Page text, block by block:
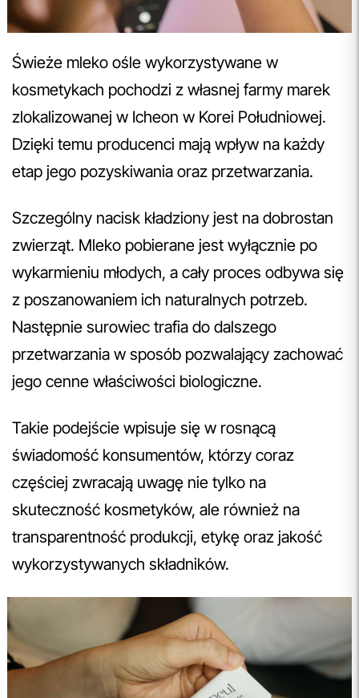
Świeże mleko ośle wykorzystywane w
kosmetykach pochodzi z własnej farmy marek
zlokalizowanej w Icheon w Korei Południowej.
Dzięki temu producenci mają wpływ na każdy
etap jego pozyskiwania oraz przetwarzania.
Szczególny nacisk kładziony jest na dobrostan
zwierząt. Mleko pobierane jest wyłącznie po
wykarmieniu młodych, a cały proces odbywa się
z poszanowaniem ich naturalnych potrzeb.
Następnie surowiec trafia do dalszego
przetwarzania w sposób pozwalający zachować
jego cenne właściwości biologiczne.
Takie podejście wpisuje się w rosnącą
świadomość konsumentów, którzy coraz
częściej zwracają uwagę nie tylko na
skuteczność kosmetyków, ale również na
transparentność produkcji, etykę oraz jakość
wykorzystywanych składników.